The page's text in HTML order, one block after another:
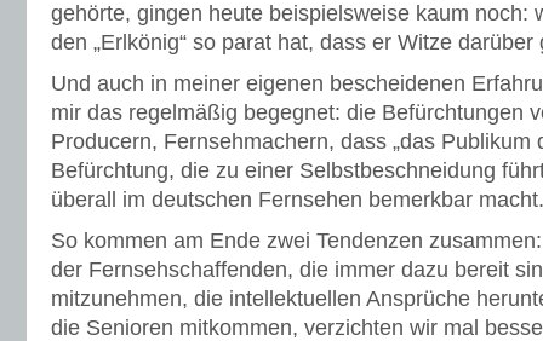
gehörte, gingen heute beispielsweise kaum noch:
den „Erlkönig“ so parat hat, dass er Witze
Und auch in meiner eigenen bescheidenen
mir das regelmäßig begegnet: die Befürchtungen
Producern, Fernsehmachern, dass „das Publikum
Befürchtung, die zu einer Selbstbeschneidung
überall im deutschen Fernsehen bemerkbar macht.
So kommen am Ende zwei Tendenzen
der Fernsehschaffenden, die immer dazu bereit
mitzunehmen, die intellektuellen Ansprüche
die Senioren mitkommen, verzichten wir mal